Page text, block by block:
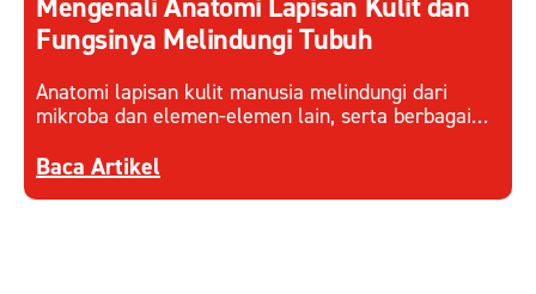
Fungsinya Melindungi Tubuh
Anatomi lapisan kulit manusia melindungi dari
mikroba dan elemen-elemen lain, serta berbagai
dan menjaganya.
Discover more about Mengenali Anatomi
Baca Artikel